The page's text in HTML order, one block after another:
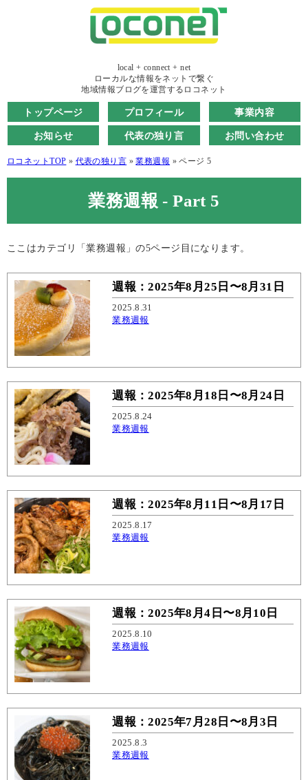
local + connect + net
ローカルな情報をネットで繋ぐ
地域情報ブログを運営するロコネット
トップページ プロフィール 事業内容
お知らせ 代表の独り言 お問い合わせ
ロコネットTOP » 代表の独り言 » 業務週報 »ページ 5
業務週報 - Part 5
ここはカテゴリ「業務週報」の5ページ目になります。
週報：2025年8月25日〜8月31日
2025.8.31
業務週報
週報：2025年8月18日〜8月24日
2025.8.24
業務週報
週報：2025年8月11日〜8月17日
2025.8.17
業務週報
週報：2025年8月4日〜8月10日
2025.8.10
業務週報
週報：2025年7月28日〜8月3日
2025.8.3
業務週報